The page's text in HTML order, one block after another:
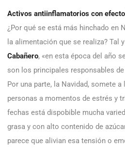
Activos antiinflamatorios con efecto
¿Por qué se está más hinchado en
la alimentación que se realiza? Tal
Cabañero, «en esta época del año
son los principales responsables
Por una parte, la Navidad, somete
personas a momentos de estrés y
fechas está dispobible mucha
grasa y con alto contenido de
parece que alivian esa tensión o